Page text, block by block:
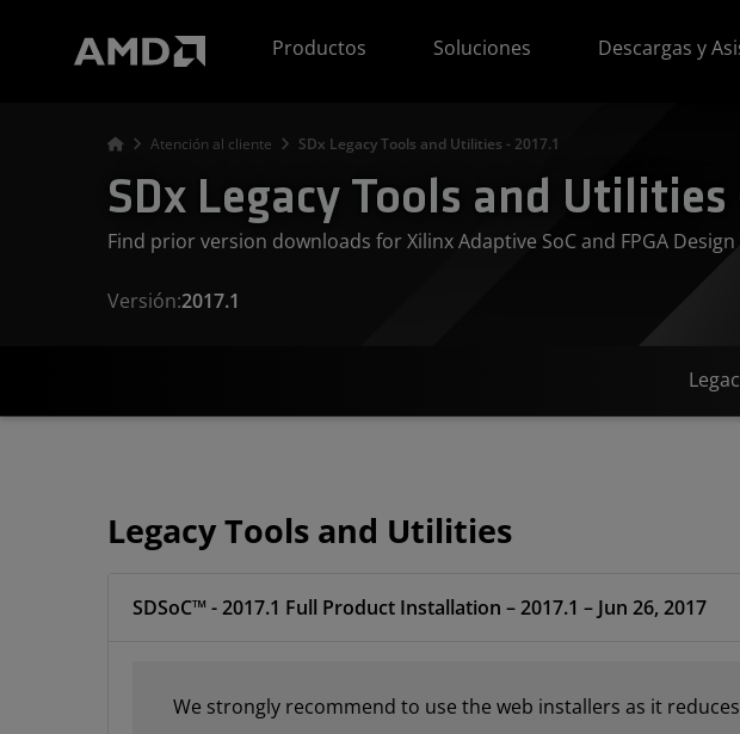
Productos
Soluciones Descargas y
Atención al cliente SDx Legacy Tools and Utilities - 2017.1
SDx Legacy Tools and Utilities
Find prior version downloads for Xilinx Adaptive SoC and FPGA
Versión:2017.1
Legacy Tools and Utilities
SDSoC™ - 2017.1 Full Product Installation – 2017.1 – Jun 26, 2017
We strongly recommend to use the web installers as it